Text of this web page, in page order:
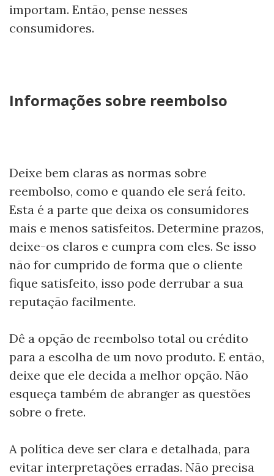
importam. Então, pense nesses
consumidores.
Informações sobre reembolso
Deixe bem claras as normas sobre
reembolso, como e quando ele será feito.
Esta é a parte que deixa os consumidores
mais e menos satisfeitos. Determine prazos,
deixe-os claros e cumpra com eles. Se isso
não for cumprido de forma que o cliente
fique satisfeito, isso pode derrubar a sua
reputação facilmente.
Dê a opção de reembolso total ou crédito
para a escolha de um novo produto. E então,
deixe que ele decida a melhor opção. Não
esqueça também de abranger as questões
sobre o frete.
A política deve ser clara e detalhada, para
evitar interpretações erradas. Não precisa